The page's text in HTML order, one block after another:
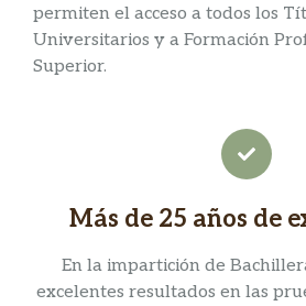
permiten el acceso a todos los
Universitarios y a Formación
Superior.
Más de 25 años de
En la impartición de
excelentes resultados en las